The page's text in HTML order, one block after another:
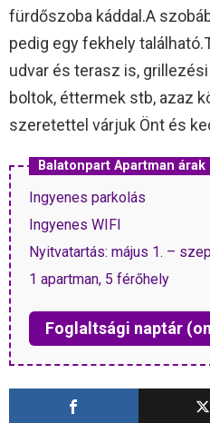
fürdőszoba káddal.A
pedig egy fekhely
udvar és terasz is,
boltok, éttermek stb, azaz
szeretettel várjuk Önt és
Balatonpart Apartman
Ingyenes parkolás
Ingyenes WIFI
Nyitvatartás: május 1. –
1 apartman, 5 férőhely
Foglaltsági naptár